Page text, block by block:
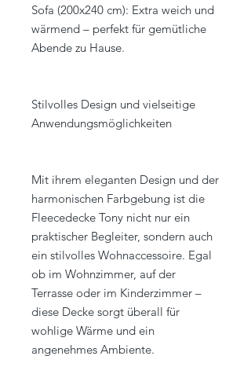
Sofa (200x240 cm): Extra weich und
wärmend – perfekt für gemütliche
Abende zu Hause.
Stilvolles Design und vielseitige
Anwendungsmöglichkeiten
Mit ihrem eleganten Design und der
harmonischen Farbgebung ist die
Fleecedecke Tony nicht nur ein
praktischer Begleiter, sondern auch
ein stilvolles Wohnaccessoire. Egal
ob im Wohnzimmer, auf der
Terrasse oder im Kinderzimmer –
diese Decke sorgt überall für
wohlige Wärme und ein
angenehmes Ambiente.